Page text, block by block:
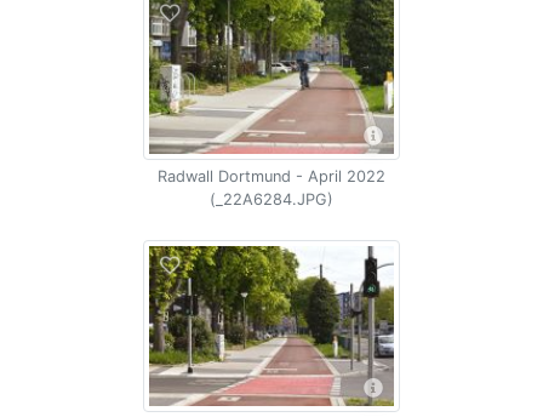
Radwall Dortmund - April 2022
(_22A6284.JPG)